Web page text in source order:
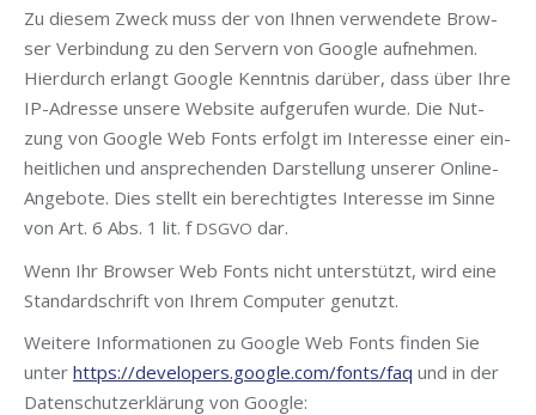
Zu die­sem Zweck muss der von Ihnen ver­wen­de­te Brow­
ser Ver­bin­dung zu den Ser­vern von Goog­le auf­neh­men.
Hier­durch erlangt Goog­le Kennt­nis dar­über, dass über Ihre
IP-Adres­se unse­re Web­site auf­ge­ru­fen wur­de. Die Nut­
zung von Goog­le Web Fonts erfolgt im Inter­es­se einer ein­
heit­li­chen und anspre­chen­den Dar­stel­lung unse­rer Online-
Ange­bo­te. Dies stellt ein berech­tig­tes Inter­es­se im Sin­ne
von Art. 6 Abs. 1 lit. fDSGVO dar.
Wenn Ihr Brow­ser Web Fonts nicht unter­stützt, wird eine
Stan­dard­schrift von Ihrem Com­pu­ter genutzt.
Wei­te­re Infor­ma­tio­nen zu Goog­le Web Fonts fin­den Sie
unter https://developers.google.com/fonts/faq und in der
Daten­schutz­er­klä­rung von Goog­le: